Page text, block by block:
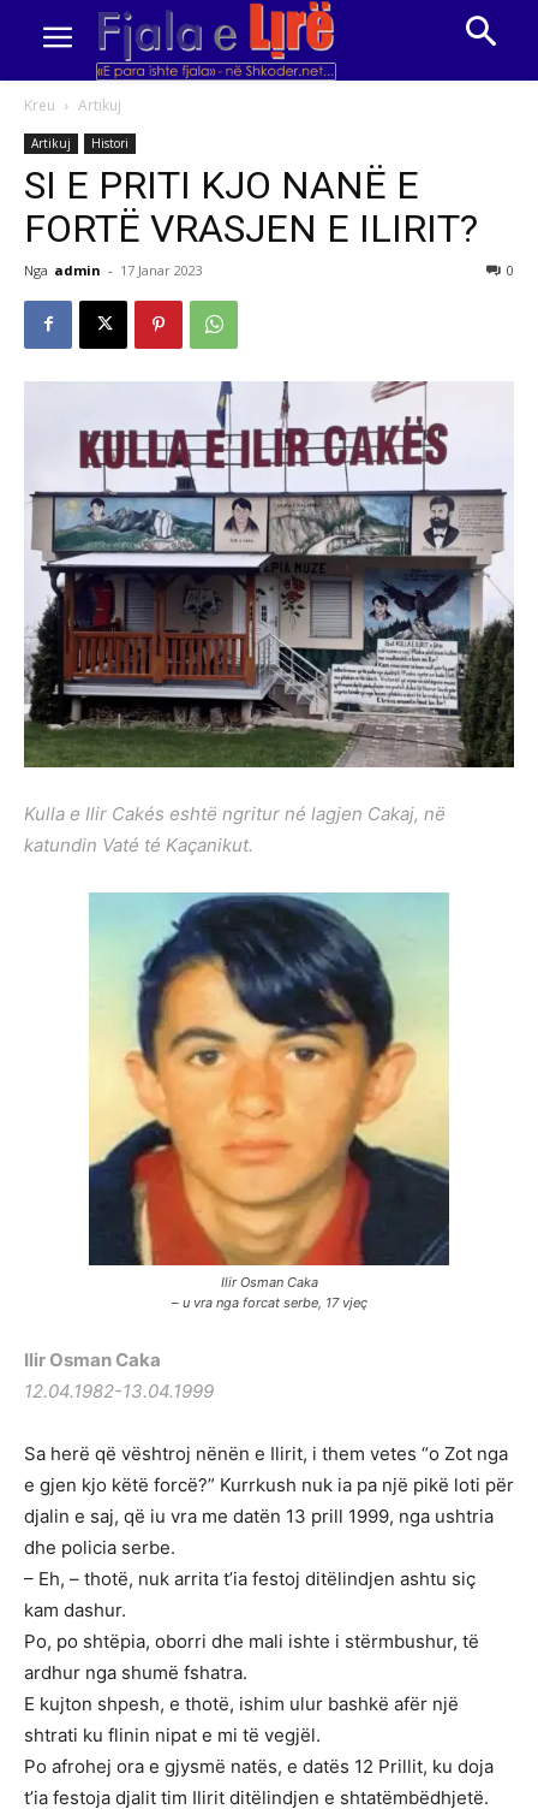
Kreu Artikuj
Artikuj Histori
SI E PRITI KJO NANË E
FORTË VRASJEN E ILIRIT?
Nga admin - 17 Janar 2023 0
Kulla e Ilir Cakés eshtë ngritur né lagjen Cakaj, në
katundin Vaté té Kaçanikut.
Ilir Osman Caka
– u vra nga forcat serbe, 17 vjeç
Ilir Osman Caka
12.04.1982-13.04.1999
Sa herë që vështroj nënën e Ilirit, i them vetes “o Zot nga
e gjen kjo këtë forcë?” Kurrkush nuk ia pa një pikë loti për
djalin e saj, që iu vra me datën 13 prill 1999, nga ushtria
dhe policia serbe.
– Eh, – thotë, nuk arrita t’ia festoj ditëlindjen ashtu siç
kam dashur.
Po, po shtëpia, oborri dhe mali ishte i stërmbushur, të
ardhur nga shumë fshatra.
E kujton shpesh, e thotë, ishim ulur bashkë afër një
shtrati ku flinin nipat e mi të vegjël.
Po afrohej ora e gjysmë natës, e datës 12 Prillit, ku doja
t’ia festoja djalit tim Ilirit ditëlindjen e shtatëmbëdhjetë.